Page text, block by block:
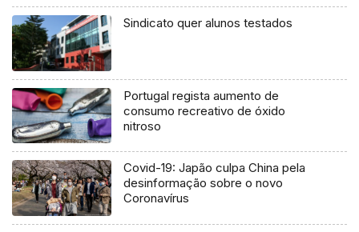
Sindicato quer alunos testados
Portugal regista aumento de
consumo recreativo de óxido
nitroso
Covid-19: Japão culpa China pela
desinformação sobre o novo
Coronavírus